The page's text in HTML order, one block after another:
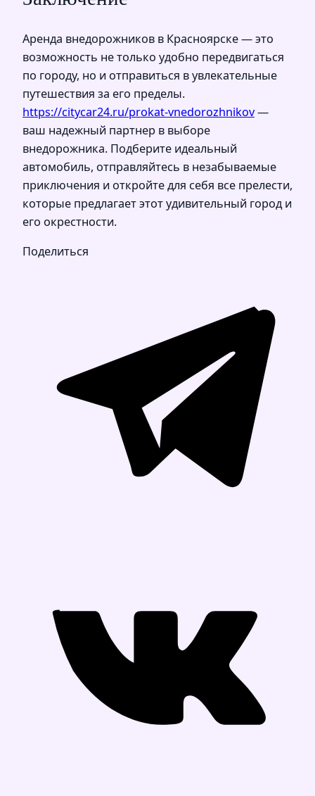
Аренда внедорожников в Красноярске — это
возможность не только удобно передвигаться
по городу, но и отправиться в увлекательные
путешествия за его пределы.
https://citycar24.ru/prokat-vnedorozhnikov—
ваш надежный партнер в выборе
внедорожника. Подберите идеальный
автомобиль, отправляйтесь в незабываемые
приключения и откройте для себя все прелести,
которые предлагает этот удивительный город и
его окрестности.
Поделиться